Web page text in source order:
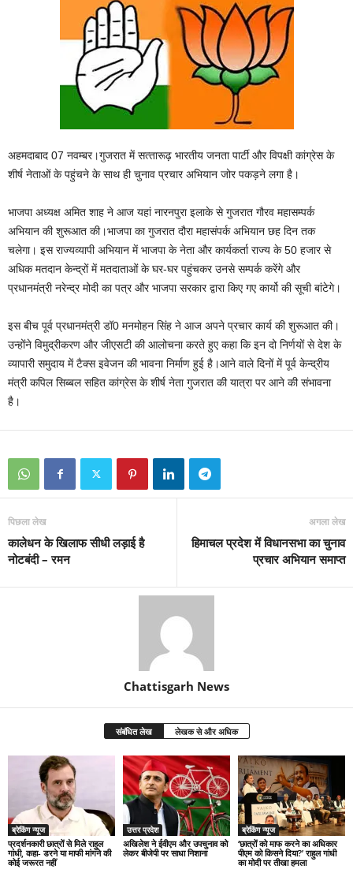
अहमदाबाद 07 नवम्बर।गुजरात में सत्‍तारूढ़ भारतीय जनता पार्टी और विपक्षी कांग्रेस के
शीर्ष नेताओं के पहुंचने के साथ ही चुनाव प्रचार अभियान जोर पकड़ने लगा है।
भाजपा अध्‍यक्ष अमित शाह ने आज यहां नारनपुरा इलाके से गुजरात गौरव महासम्‍पर्क
अभियान की शुरूआत की।भाजपा का गुजरात दौरा महासंपर्क अभियान छह दिन तक
चलेगा। इस राज्‍यव्‍या‍पी अभियान में भाजपा के नेता और कार्यकर्ता राज्‍य के 50 हजार से
अधिक मतदान केन्‍द्रों में मतदाताओं के घर-घर पहुंचकर उनसे सम्पर्क करेंगे और
प्रधानमंत्री नरेन्‍द्र मोदी का पत्र और भाजपा सरकार द्वारा किए गए कार्यो की सूची बांटेगे।
इस बीच पूर्व प्रधानमंत्री डॉ0 मनमोहन सिंह ने आज अपने प्रचार कार्य की शुरूआत की।
उन्‍होंने विमुद्रीकरण और जीएसटी की आलोचना करते हुए कहा कि इन दो निर्णयों से देश के
व्‍यापारी समुदाय में टैक्‍स इवेजन की भावना निर्माण हुई है।आने वाले दिनों में पूर्व केन्द्रीय
मंत्री कपिल सिब्‍बल सहित कांग्रेस के शीर्ष नेता गुजरात की यात्रा पर आने की संभावना
है।
पिछला लेख
कालेधन के खिलाफ सीधी लड़ाई है
नोटबंदी – रमन
अगला लेख
हिमाचल प्रदेश में विधानसभा का चुनाव
प्रचार अभियान समाप्त
Chattisgarh News
संबंधित लेख लेखक से और अधिक
ब्रेकिंग न्यूज
प्रदर्शनकारी छात्रों से मिले राहुल
गांधी, कहा- डरने या माफी मांगने की
कोई जरूरत नहीं
उत्तर प्रदेश
अखिलेश ने ईवीएम और उपचुनाव को
लेकर बीजेपी पर साधा निशाना
ब्रेकिंग न्यूज
‘छात्रों को माफ करने का अधिकार
पीएम को किसने दिया?’ राहुल गांधी
का मोदी पर तीखा हमला